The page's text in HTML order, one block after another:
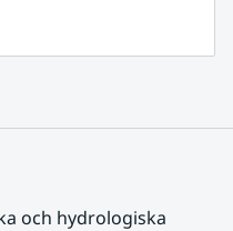
och hydrologiska